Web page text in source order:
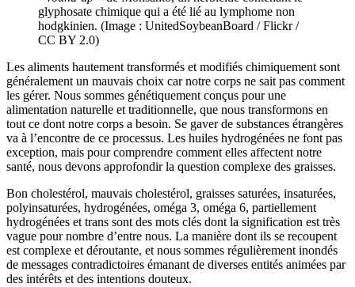
glyphosate chimique qui a été lié au lymphome non
hodgkinien. (Image : UnitedSoybeanBoard / Flickr /
CC BY 2.0)
Les aliments hautement transformés et modifiés chimiquement sont
généralement un mauvais choix car notre corps ne sait pas comment
les gérer. Nous sommes génétiquement conçus pour une
alimentation naturelle et traditionnelle, que nous transformons en
tout ce dont notre corps a besoin. Se gaver de substances étrangères
va à l’encontre de ce processus. Les huiles hydrogénées ne font pas
exception, mais pour comprendre comment elles affectent notre
santé, nous devons approfondir la question complexe des graisses.
Bon cholestérol, mauvais cholestérol, graisses saturées, insaturées,
polyinsaturées, hydrogénées, oméga 3, oméga 6, partiellement
hydrogénées et trans sont des mots clés dont la signification est très
vague pour nombre d’entre nous. La manière dont ils se recoupent
est complexe et déroutante, et nous sommes régulièrement inondés
de messages contradictoires émanant de diverses entités animées par
des intérêts et des intentions douteux.